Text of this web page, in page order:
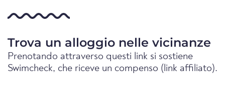
Trova un alloggio nelle vicinanze
Prenotando attraverso questi link si sostiene
Swimcheck, che riceve un compenso (link affiliato).